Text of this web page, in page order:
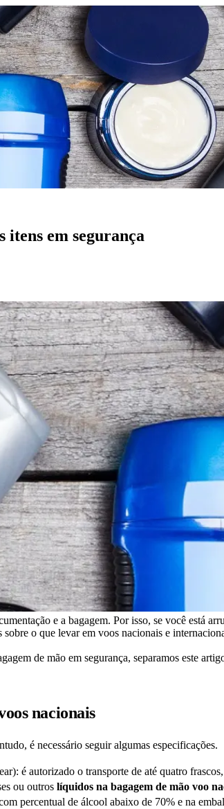
itens em segurança
e a bagagem. Por isso, se você está
o que levar em voos nacionais e
de mão em segurança, separamos este
nacionais
é necessário seguir algumas especificações.
é autorizado o transporte de até quatro
ou outros líquidos na bagagem de mão voo
percentual de álcool abaixo de 70% e na